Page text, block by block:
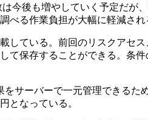
今後も増やしていく予定だが
る作業負担が大幅に軽減され
ている。前回のリスクアセ
て保存することができる。条
サーバーで一元管理できるた
となっている。